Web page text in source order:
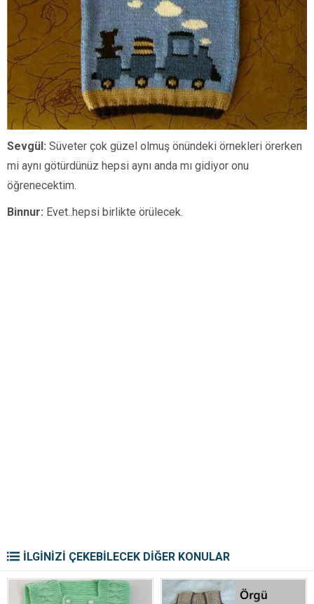
Sevgül: Süveter çok güzel olmuş önündeki örnekleri örerken
mi aynı götürdünüz hepsi aynı anda mı gidiyor onu
öğrenecektim.
Binnur: Evet..hepsi birlikte örülecek.
İLGİNİZİ ÇEKEBİLECEK DİĞER KONULAR